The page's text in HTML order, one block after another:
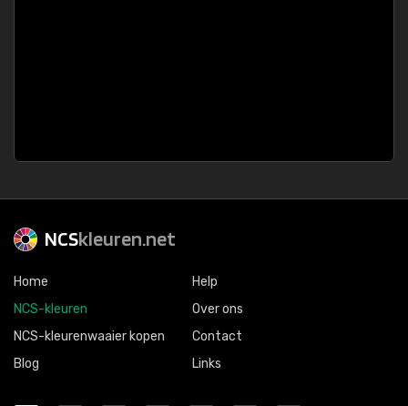
NCSkleuren.net
Home
NCS-kleuren
NCS-kleurenwaaier kopen
Blog
Help
Over ons
Contact
Links